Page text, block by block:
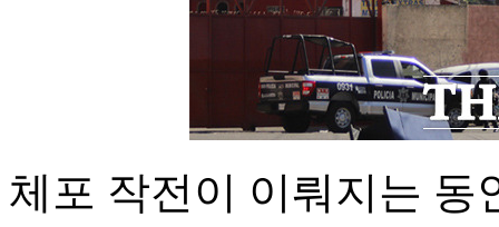
체포 작전이 이뤄지는 동